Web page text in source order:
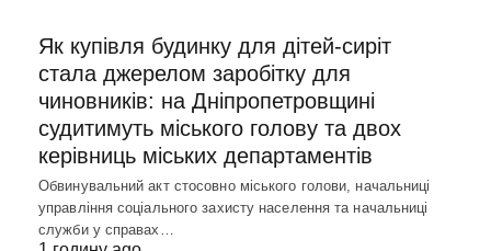
Як купівля будинку для дітей-сиріт
стала джерелом заробітку для
чиновників: на Дніпропетровщині
судитимуть міського голову та двох
керівниць міських департаментів
Обвинувальний акт стосовно міського голови, начальниці
управління соціального захисту населення та начальниці
служби у справах…